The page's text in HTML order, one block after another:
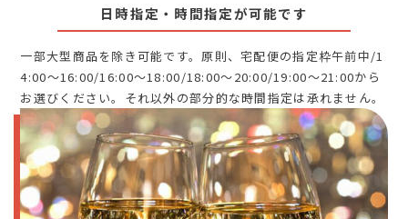
日時指定・時間指定が可能です
一部大型商品を除き可能です。原則、宅配便の指定枠午前中/1
4:00～16:00/16:00～18:00/18:00～20:00/19:00～21:00から
お選びください。それ以外の部分的な時間指定は承れません。